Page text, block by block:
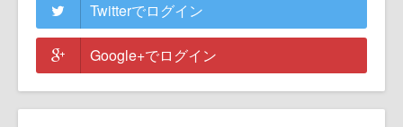
Twitterでログイン
Google+でログイン